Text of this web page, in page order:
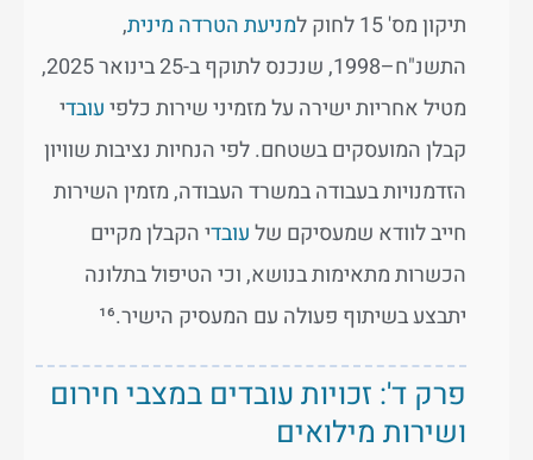
תיקון מס' 15 לחוק ל מניעת הטרדה מינית,
התשנ"ח–1998, שנכנס לתוקף ב-25 בינואר 2025,
מטיל אחריות ישירה על מזמיני שירות כלפיעובדי
קבלן המועסקים בשטחם. לפי הנחיות נציבות שוויון
הזדמנויות בעבודה במשרד העבודה, מזמין השירות
חייב לוודא שמעסיקם שלעובדי הקבלן מקיים
הכשרות מתאימות בנושא, וכי הטיפול בתלונה
יתבצע בשיתוף פעולה עם המעסיק הישיר.¹⁶
פרק ד': זכויות עובדים במצבי חירום
ושירות מילואים